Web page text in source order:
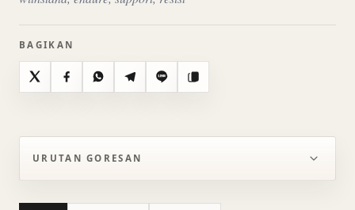
BAGIKAN
X FacebookWhatsAppTelegramLine Salin
URUTAN GORESAN